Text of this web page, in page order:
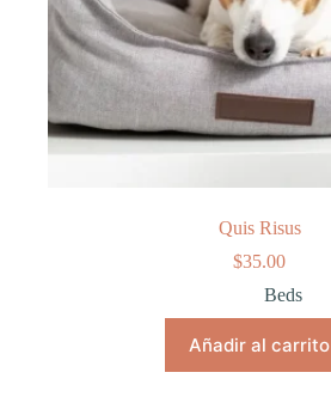
Quis Risus
$35.00
Beds
Añadir al carrito